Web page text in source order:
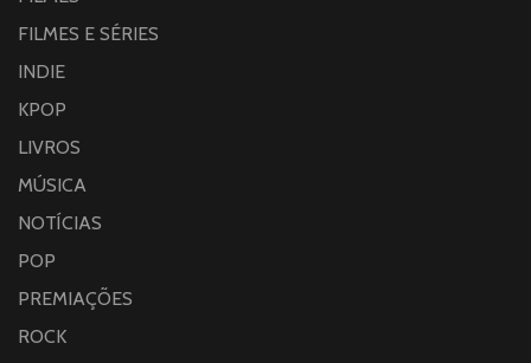
FILMES E SÉRIES
INDIE
KPOP
LIVROS
MÚSICA
NOTÍCIAS
POP
PREMIAÇÕES
ROCK